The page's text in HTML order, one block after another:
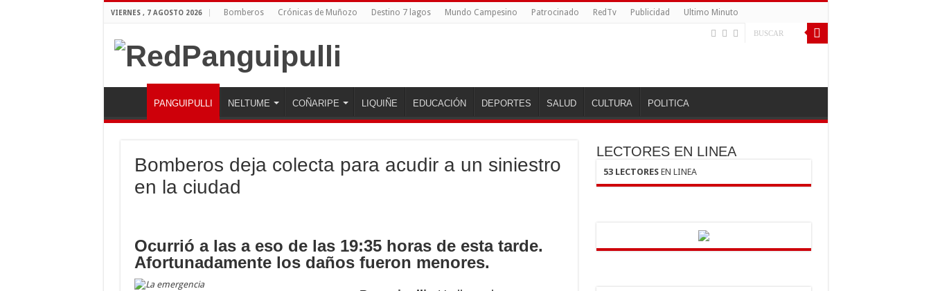
VIERNES , 7 AGOSTO 2026 Bomberos Crónicas de Muñozo Destino 7 lagos Mundo Campesino Patrocinado RedTv Publicidad Ultimo Minuto
PANGUIPULLI NELTUME COÑARIPE LIQUIÑE EDUCACIÓN DEPORTES SALUD CULTURA POLITICA
Bomberos deja colecta para acudir a un siniestro
en la ciudad
Ocurrió a las a eso de las 19:35 horas de esta tarde.
Afortunadamente los daños fueron menores.
LECTORES EN LINEA
53 LECTORESEN LINEA